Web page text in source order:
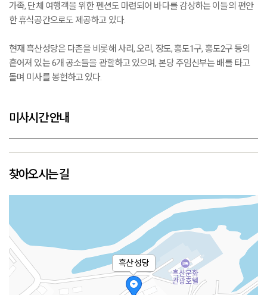
가족, 단체 여행객을 위한 펜션도 마련되어 바다를 감상하는 이들의 편안
한 휴식공간으로도 제공하고 있다.
현재 흑산성당은 다촌을 비롯해 사리, 오리, 장도, 홍도1구, 홍도2구 등의
흩어져 있는 6개 공소들을 관할하고 있으며, 본당 주임신부는 배를 타고
돌며 미사를 봉헌하고 있다.
미사시간 안내
찾아오시는 길
흑산 성당